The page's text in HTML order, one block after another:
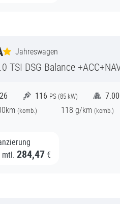
Jahreswagen
TSI DSG Balance
116 PS (85 kW)
(komb.) 118 g/km (komb.)
mtl. 284,47€